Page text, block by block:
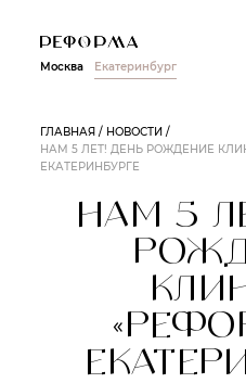
Москва Екатеринбург
ГЛАВНАЯ
НОВОСТИ
НАМ 5 ЛЕТ! ДЕНЬ РОЖДЕНИЕ
ЕКАТЕРИНБУРГЕ
НАМ 5